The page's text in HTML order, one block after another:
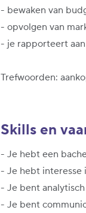
- bewaken van
- opvolgen van
- je rapporteert
Trefwoorden:
Skills en
- Je hebt een
- Je hebt interesse
- Je bent
- Je bent